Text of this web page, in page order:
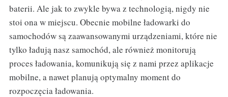
baterii. Ale jak to zwykle bywa z technologią, nigdy nie
stoi ona w miejscu. Obecnie mobilne ładowarki do
samochodów są zaawansowanymi urządzeniami, które nie
tylko ładują nasz samochód, ale również monitorują
proces ładowania, komunikują się z nami przez aplikacje
mobilne, a nawet planują optymalny moment do
rozpoczęcia ładowania.